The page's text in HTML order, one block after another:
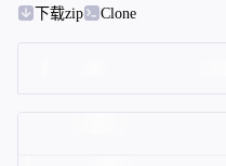
下载zip
Clone